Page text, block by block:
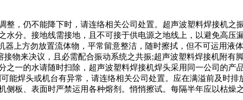
，仍不能降下时，请连络相关公司处置。超声波塑料焊接机之
分。接地线需接地，且不可接于供电源之地线上，以避免高压
上方勿放置流体物，平常留意整洁，随时擦拭，但不可运用液
物来决议，且必需配合振动系统之共振;超声波塑料焊接机附有
一的水请随时扫除，超声波塑料焊接机焊头采用同一公司的产
能焊头或机台有异常，请连络相关公司处置。应在满溢前及时排
板、表面时严禁运用各种熔剂。悄悄擦试。每隔半年应以枯燥